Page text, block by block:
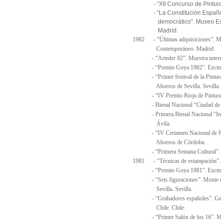
- “XII Concurso de Pintura y
- “La Constitución
democrático”. Museo
Madrid.
1982 - “Últimas adquisiciones”.
Contemporáneo. Madrid.
- “Arteder 82”. Muestra
- “Premio Goya 1982”.
- “Primer festival de la
Ahorros de Sevilla. Sevilla.
- “IV Premio Rioja de
- Bienal Nacional “Ciudad de
- Primera Bienal Nacional
Ávila.
- “IV Certamen Nacional de
Ahorros de Córdoba.
- “Primera Semana Cultural”.
1981 - “Técnicas de
- “Premio Goya 1981”.
- “Seis figuraciones”. Monte de
Sevilla. Sevilla.
- “Grabadores españoles”.
Chile. Chile.
- “Primer Salón de los 16”.